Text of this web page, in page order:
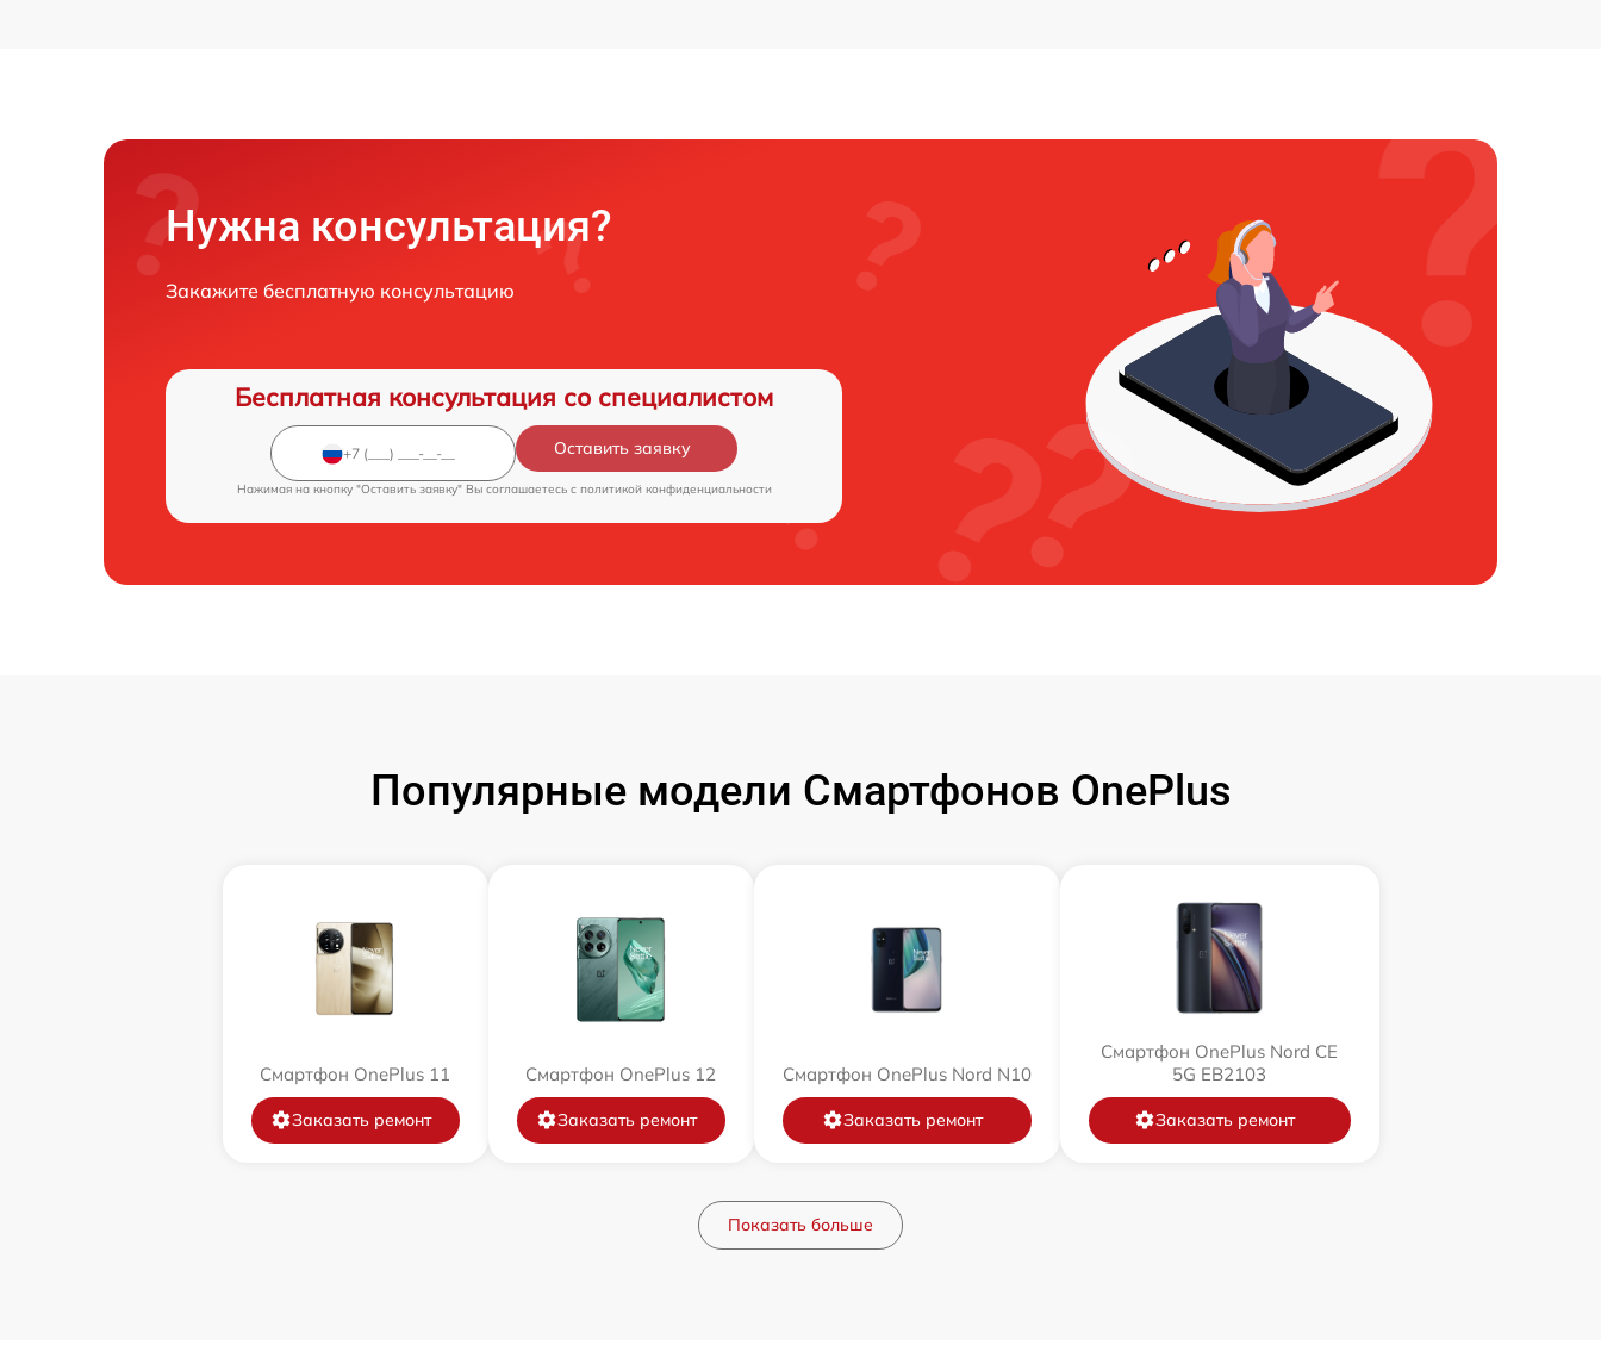
Нужна консультация?
Закажите бесплатную консультацию
Бесплатная консультация со специалистом
Оставить заявку
Нажимая на кнопку "Оставить заявку" Вы соглашаетесь c политикой конфиденциальности
Популярные модели Смартфонов OnePlus
Смартфон OnePlus 11
Заказать ремонт
Смартфон OnePlus 12
Заказать ремонт
Смартфон OnePlus Nord N10
Заказать ремонт
Смартфон OnePlus Nord CE
5G EB2103
Заказать ремонт
Показать больше